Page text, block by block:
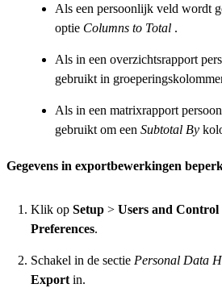
Als een persoonlijk veld wordt
optie Columns to Total .
Als in een overzichtsrapport
gebruikt in
Als in een matrixrapport
gebruikt om een Subtotal By
Gegevens in exportbewerkingen
Klik op Setup > Users and Control
Preferences.
Schakel in de sectie Personal Data
Export in.